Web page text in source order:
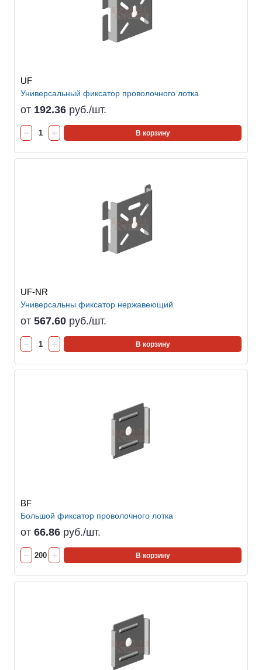
UF
Универсальный фиксатор проволочного лотка
от 192.36 руб./шт.
В корзину
UF-NR
Универсальны фиксатор нержавеющий
от 567.60 руб./шт.
В корзину
BF
Большой фиксатор проволочного лотка
от 66.86 руб./шт.
В корзину